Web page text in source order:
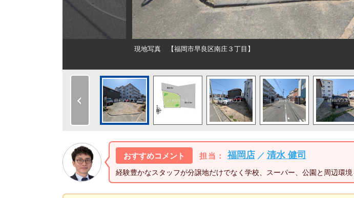
現地写真 【福岡市早良区南庄３丁目】
おすすめコメント 担当： 福岡店 ／ 清水 健司
経験豊かなスタッフが分譲地だけでなく学校、スーパー、公園と周辺環